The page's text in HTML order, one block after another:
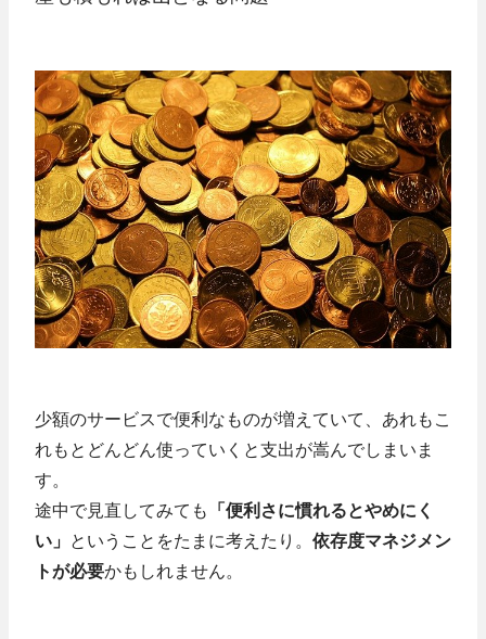
少額のサービスで便利なものが増えていて、あれもこ
れもとどんどん使っていくと支出が嵩んでしまいま
す。
途中で見直してみても
「便利さに慣れるとやめにく
い」 ということをたまに考えたり。 依存度マネジメン
トが必要かもしれません。